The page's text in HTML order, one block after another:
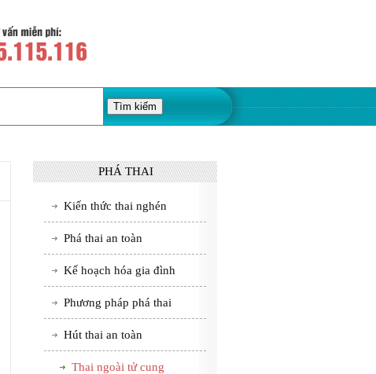
PHÁ THAI
Kiến thức thai nghén
Phá thai an toàn
Kế hoạch hóa gia đình
Phương pháp phá thai
Hút thai an toàn
Thai ngoài tử cung